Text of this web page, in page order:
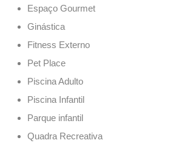
Espaço Gourmet
Ginástica
Fitness Externo
Pet Place
Piscina Adulto
Piscina Infantil
Parque infantil
Quadra Recreativa